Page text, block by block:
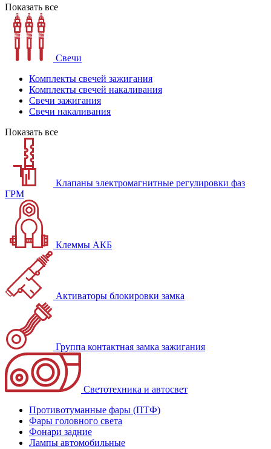
Показать все
Свечи
Комплекты свечей зажигания
Комплекты свечей накаливания
Свечи зажигания
Свечи накаливания
Показать все
Клапаны электромагнитные регулировки фаз
ГРМ
Клеммы АКБ
Активаторы блокировки замка
Группа контактная замка зажигания
Светотехника и автосвет
Противотуманные фары (ПТФ)
Фары головного света
Фонари задние
Лампы автомобильные